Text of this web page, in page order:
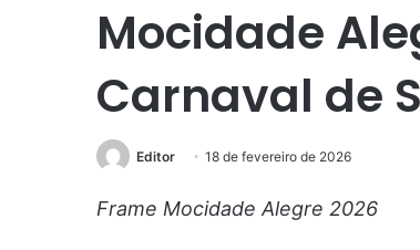
Mocidade
Carnaval de
Editor 18 de fevereiro de 2026
Frame Mocidade Alegre 2026